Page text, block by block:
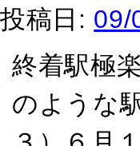
投稿日: 09/
終着駅極
のような